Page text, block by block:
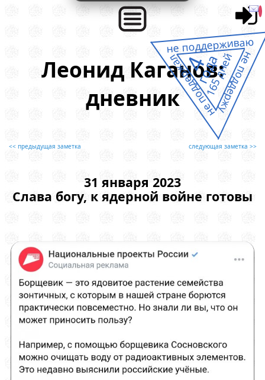
Леонид Каганов:
дневник
<< предыдущая заметка следующая заметка >>
31 января 2023
Слава богу, к ядерной войне готовы
не поддержал
не поддерживаю
не поддержу
4
года
165 дней